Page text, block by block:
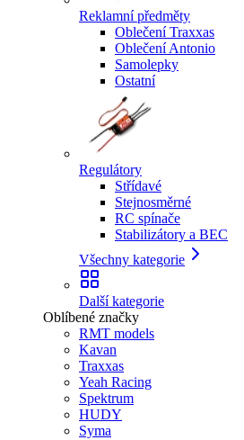
Reklamní předměty
Oblečení Traxxas
Oblečení Antonio
Samolepky
Ostatní
Regulátory
Střídavé
Stejnosměrné
RC spínače
Stabilizátory a BEC
Všechny kategorie
Další kategorie
Oblíbené značky
RMT models
Kavan
Traxxas
Yeah Racing
Spektrum
HUDY
Syma